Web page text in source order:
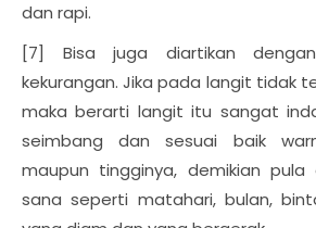
dan rapi.
[7] Bisa juga diartikan
kekurangan. Jika pada langit tidak
maka berarti langit itu sangat
seimbang dan sesuai baik
maupun tingginya, demikian
sana seperti matahari, bulan,